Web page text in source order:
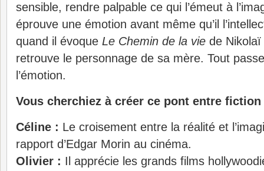
sensible, rendre palpable ce qui l’émeut à
éprouve une émotion avant même qu’il
quand il évoque Le Chemin de la vie de
retrouve le personnage de sa mère. Tout
l’émotion.
Vous cherchiez à créer ce pont entre
Céline : Le croisement entre la réalité et
rapport d’Edgar Morin au cinéma.
Olivier : Il apprécie les grands films